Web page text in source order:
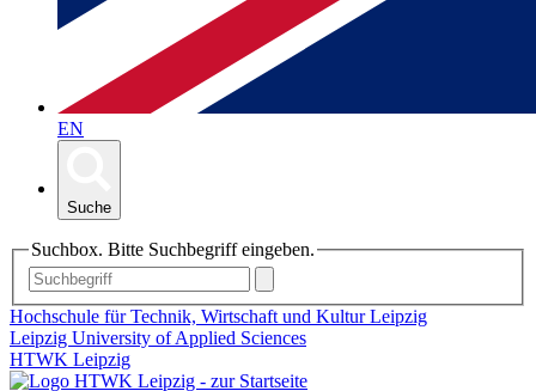
EN
Suche
Suchbox. Bitte Suchbegriff eingeben.
Hochschule für Technik, Wirtschaft und Kultur Leipzig
Leipzig University of Applied Sciences
HTWK Leipzig